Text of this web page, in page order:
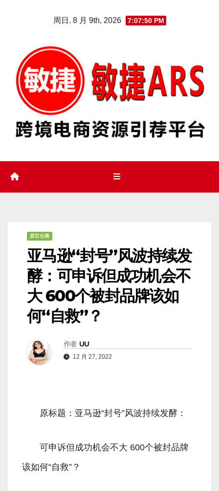
周日. 8 月 9th, 2026 7:07:51 PM
其它分类
亚马逊“封号”风波持续发
酵：可申诉但成功机会不
大 600个被封品牌该如
何“自救”？
作者 UU
12 月 27, 2022
原标题：亚马逊“封号”风波持续发酵：
可申诉但成功机会不大 600个被封品牌
该如何“自救”？